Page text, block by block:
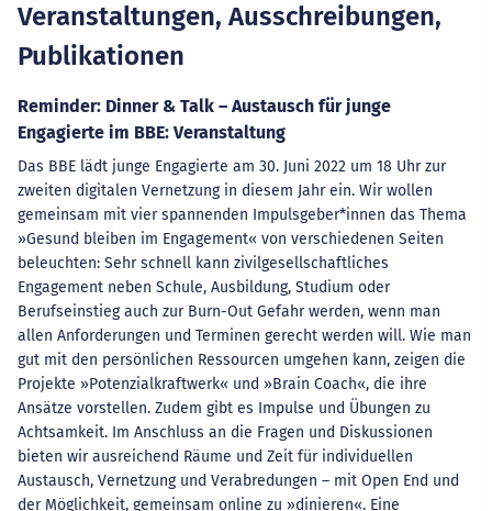
Veranstaltungen, Ausschreibungen,
Publikationen
Reminder: Dinner & Talk – Austausch für junge
Engagierte im BBE: Veranstaltung
Das BBE lädt junge Engagierte am 30. Juni 2022 um 18 Uhr zur
zweiten digitalen Vernetzung in diesem Jahr ein. Wir wollen
gemeinsam mit vier spannenden Impulsgeber*innen das Thema
»Gesund bleiben im Engagement« von verschiedenen Seiten
beleuchten: Sehr schnell kann zivilgesellschaftliches
Engagement neben Schule, Ausbildung, Studium oder
Berufseinstieg auch zur Burn-Out Gefahr werden, wenn man
allen Anforderungen und Terminen gerecht werden will. Wie man
gut mit den persönlichen Ressourcen umgehen kann, zeigen die
Projekte »Potenzialkraftwerk« und »Brain Coach«, die ihre
Ansätze vorstellen. Zudem gibt es Impulse und Übungen zu
Achtsamkeit. Im Anschluss an die Fragen und Diskussionen
bieten wir ausreichend Räume und Zeit für individuellen
Austausch, Vernetzung und Verabredungen – mit Open End und
der Möglichkeit, gemeinsam online zu »dinieren«. Eine